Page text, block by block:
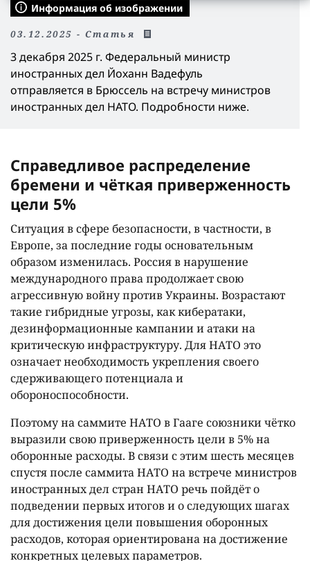
Информация об изображении
03.12.2025 - Статья
3 декабря 2025 г. Федеральный министр
иностранных дел Йоханн Вадефуль
отправляется в Брюссель на встречу министров
иностранных дел НАТО. Подробности ниже.
Справедливое распределение
бремени и чёткая приверженность
цели 5%
Ситуация в сфере безопасности, в частности, в
Европе, за последние годы основательным
образом изменилась. Россия в нарушение
международного права продолжает свою
агрессивную войну против Украины. Возрастают
такие гибридные угрозы, как кибератаки,
дезинформационные кампании и атаки на
критическую инфраструктуру. Для НАТО это
означает необходимость укрепления своего
сдерживающего потенциала и
обороноспособности.
Поэтому на саммите НАТО в Гааге союзники чётко
выразили свою приверженность цели в 5% на
оборонные расходы. В связи с этим шесть месяцев
спустя после саммита НАТО на встрече министров
иностранных дел стран НАТО речь пойдёт о
подведении первых итогов и о следующих шагах
для достижения цели повышения оборонных
расходов, которая ориентирована на достижение
конкретных целевых параметров.